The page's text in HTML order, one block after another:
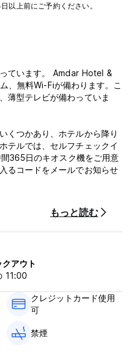
以上前にご予約ください。
ています。 Amdar Hotel &
、無料Wi-Fiが備わります。こ
薄型テレビが備わっていま
くつかあり、ホテルから降り
テルでは、セルフチェックイ
365日のキオスク機をご用意
るコードをメールでお知らせ
シーと条件:
前まで。キャンセルが遅れた
滞在の最初の1泊分の料金が課
なります。
さい。
デビットカードでお支払いく
ードの事前承認を行う場合が
もっと読む
アウト
11:00
クレジットカード使用
可
禁煙